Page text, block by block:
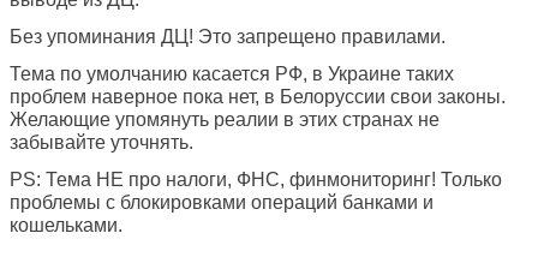
Без упоминания ДЦ! Это запрещено правилами.
Тема по умолчанию касается РФ, в Украине таких
проблем наверное пока нет, в Белоруссии свои законы.
Желающие упомянуть реалии в этих странах не
забывайте уточнять.
PS: Тема НЕ про налоги, ФНС, финмониторинг! Только
проблемы с блокировками операций банками и
кошельками.